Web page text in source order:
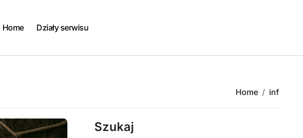
Home Działy serwisu
Home inf
Szukaj